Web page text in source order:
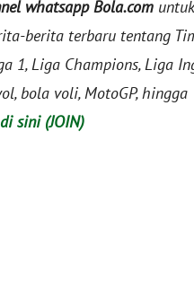
whatsapp Bola.com untuk
berita terbaru tentang
1, Liga Champions, Liga
bola voli, MotoGP, hingga
sini (JOIN)